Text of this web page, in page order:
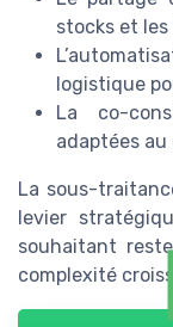
stocks et
logistique
La co-
adaptées
La sous-
levier
souhaitant
complexité